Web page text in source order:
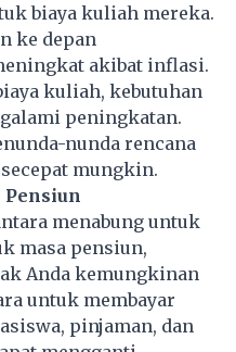
biaya kuliah mereka.
ke depan
akibat inflasi.
kuliah, kebutuhan
peningkatan.
nunda rencana
mungkin.
menabung untuk
masa pensiun,
Anda kemungkinan
untuk membayar
pinjaman, dan